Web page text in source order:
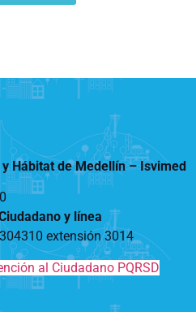
de la
fuente
Hábitat de Medellín –Isvimed
y línea
extensión3014
al Ciudadano PQRSD